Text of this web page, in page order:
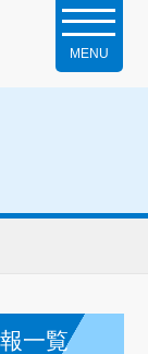
一覧